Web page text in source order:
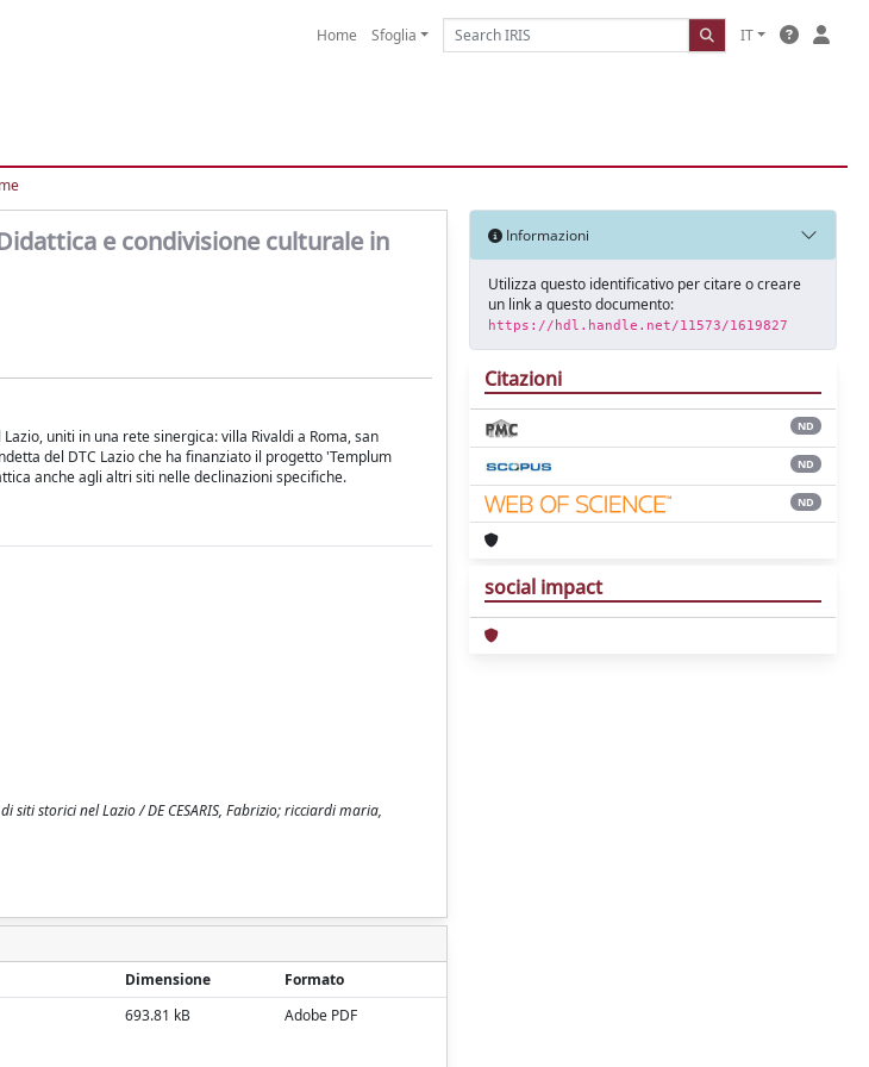
Home Sfoglia IT
e condivisione culturale in
uniti in una rete sinergica: villa Rivaldi a Roma, san
del DTC Lazio che ha finanziato il progetto 'Templum
anche agli altri siti nelle declinazioni specifiche.
storici nel Lazio / DE CESARIS, Fabrizio; ricciardi maria,
Dimensione
Formato
693.81 kB Adobe PDF
Informazioni
Utilizza questo identificativo per citare o creare
un link a questo documento:
https://hdl.handle.net/11573/1619827
Citazioni
ND
ND
ND
social impact